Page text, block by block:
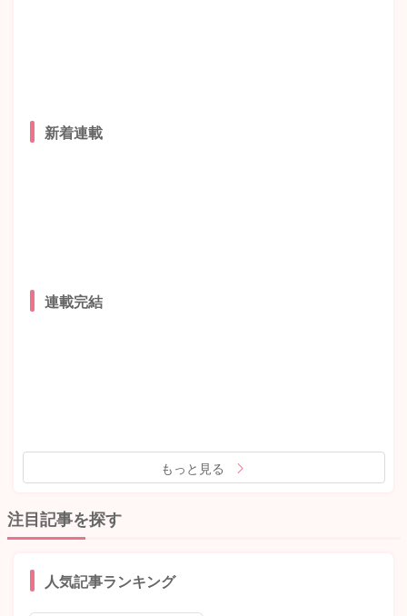
新着連載
連載完結
もっと見る
注目記事を探す
人気記事ランキング